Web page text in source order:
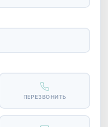
ПЕРЕЗВОНИТЬ